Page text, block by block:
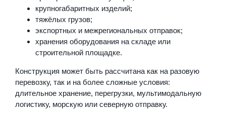
крупногабаритных изделий;
тяжёлых грузов;
экспортных и межрегиональных отправок;
хранения оборудования на складе или
строительной площадке.
Конструкция может быть рассчитана как на разовую
перевозку, так и на более сложные условия:
длительное хранение, перегрузки, мультимодальную
логистику, морскую или северную отправку.